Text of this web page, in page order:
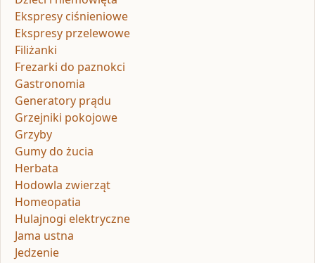
Ekspresy ciśnieniowe
Ekspresy przelewowe
Filiżanki
Frezarki do paznokci
Gastronomia
Generatory prądu
Grzejniki pokojowe
Grzyby
Gumy do żucia
Herbata
Hodowla zwierząt
Homeopatia
Hulajnogi elektryczne
Jama ustna
Jedzenie